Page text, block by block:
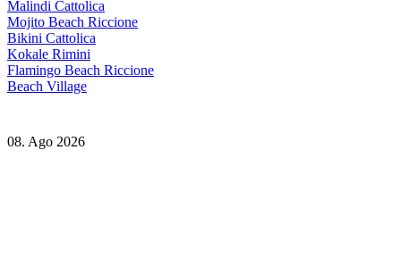
Malindi Cattolica
Mojito Beach Riccione
Bikini Cattolica
Kokale Rimini
Flamingo Beach Riccione
Beach Village
08. Ago 2026